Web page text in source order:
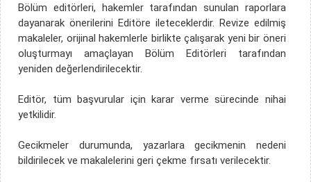
Bölüm editörleri, hakemler tarafından sunulan raporlara
dayanarak önerilerini Editöre ileteceklerdir. Revize edilmiş
makaleler, orijinal hakemlerle birlikte çalışarak yeni bir öneri
oluşturmayı amaçlayan Bölüm Editörleri tarafından
yeniden değerlendirilecektir.
Editör, tüm başvurular için karar verme sürecinde nihai
yetkilidir.
Gecikmeler durumunda, yazarlara gecikmenin nedeni
bildirilecek ve makalelerini geri çekme fırsatı verilecektir.